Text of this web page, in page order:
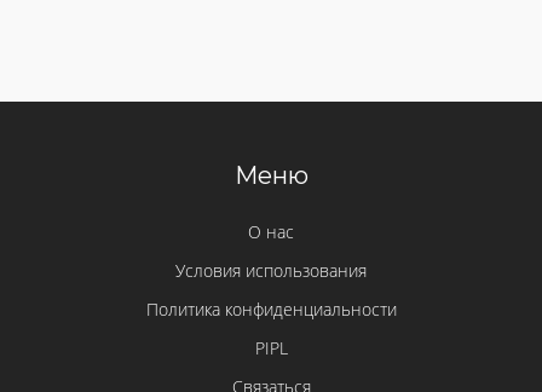
Меню
О нас
Условия использования
Политика конфиденциальности
PIPL
Связаться